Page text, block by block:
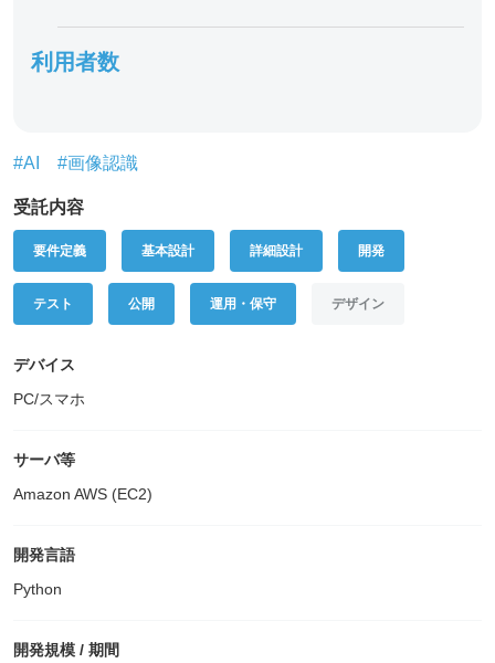
利用者数
#AI #画像認識
受託内容
要件定義 基本設計 詳細設計 開発
テスト 公開 運用・保守 デザイン
デバイス
PC/スマホ
サーバ等
Amazon AWS (EC2)
開発言語
Python
開発規模 / 期間